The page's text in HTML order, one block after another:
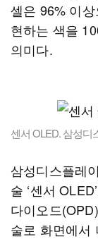
셀은 96% 이
현하는 색을
의미다.
센서 OLED. 삼성디
삼성디스플레
술 ‘센서
다이오드
술로 화면에서